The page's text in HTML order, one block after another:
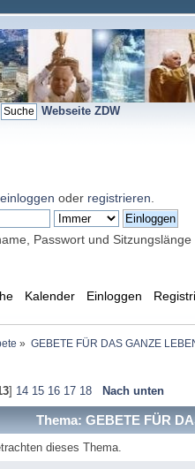
Webseite ZDW
einloggen oder registrieren
Passwort und Sitzungslänge
Kalender Einloggen
» GEBETE FÜR DAS GANZE
] 14 15 16 17 18 Nach unten
Thema: GEBETE FÜR
dieses Thema.